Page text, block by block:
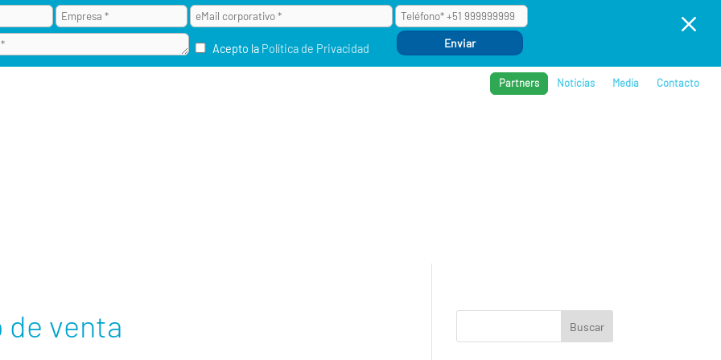
Acepto la Política de Privacidad
M
Partners Noticias Media Contacto
venta